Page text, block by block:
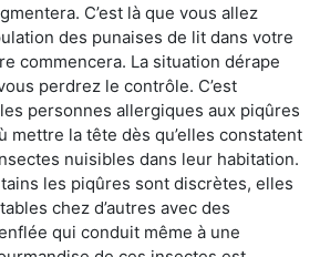
C’est là que vous allez
des punaises de lit dans votre
commencera. La situation dérape
perdrez le contrôle. C’est
personnes allergiques aux piqûres
mettre la tête dès qu’elles constatent
nuisibles dans leur habitation.
les piqûres sont discrètes, elles
chez d’autres avec des
qui conduit même à une